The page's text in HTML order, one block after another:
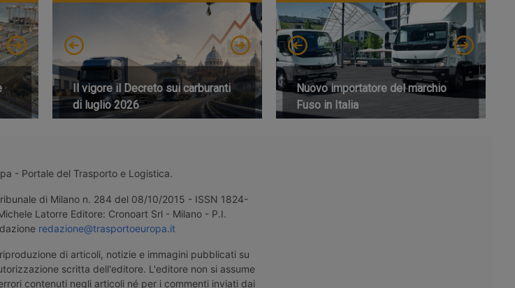
Il vigore il Decreto sui carburanti
di luglio 2026
Nuovo importatore del marchio
Fuso in Italia
- Portale del Trasporto e Logistica.
di Milano n. 284 del 08/10/2015 - ISSN 1824-
Latorre Editore: Cronoart Srl - Milano - P.I.
redazione@trasportoeuropa.it
di articoli, notizie e immagini pubblicati su
scritta dell'editore. L'editore non si assume
contenuti negli articoli né per i commenti inviati dai